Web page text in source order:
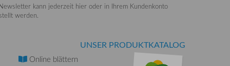
kann jederzeit hier oder in Ihrem Kundenkonto
werden.
UNSER PRODUKTKATALOG
Online blättern